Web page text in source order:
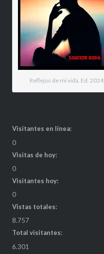
Reflejos de mi vida. Ed. 2024
Visitantes en línea:
0
Visitas de hoy:
0
Visitantes hoy:
0
Vistas totales:
8.757
Total visitantes:
6.301